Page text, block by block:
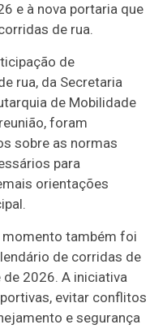
e à nova portaria que
de rua.
de
rua, da Secretaria
de Mobilidade
foram
sobre as normas
para
orientações
também foi
de corridas de
2026. A iniciativa
evitar conflitos
e segurança